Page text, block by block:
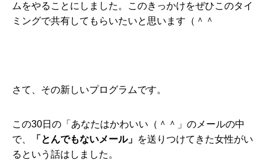
ムをやることにしました。このきっかけをぜひこのタイ
ミングで共有してもらいたいと思います（＾＾
さて、その新しいプログラムです。
この30日の「あなたはかわいい（＾＾」のメールの中
で、
「とんでもないメール」 を送りつけてきた女性がい
るという話はしました。